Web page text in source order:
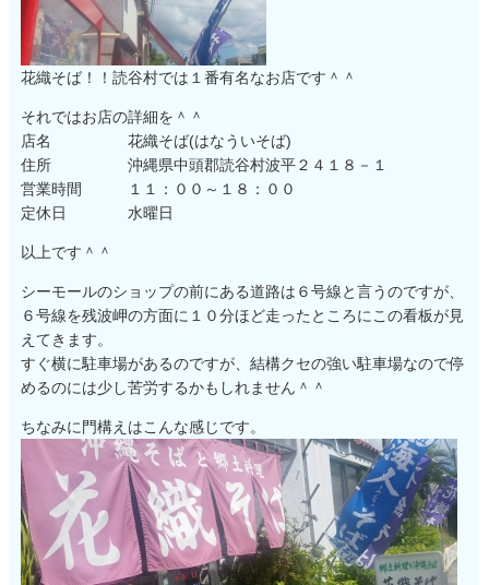
花織そば！！読谷村では１番有名なお店です＾＾
それではお店の詳細を＾＾
店名 花織そば(はなういそば)
住所 沖縄県中頭郡読谷村波平２４１８－１
営業時間 １１：００～１８：００
定休日 水曜日
以上です＾＾
シーモールのショップの前にある道路は６号線と言うのですが、
６号線を残波岬の方面に１０分ほど走ったところにこの看板が見
えてきます。
すぐ横に駐車場があるのですが、結構クセの強い駐車場なので停
めるのには少し苦労するかもしれません＾＾
ちなみに門構えはこんな感じです。